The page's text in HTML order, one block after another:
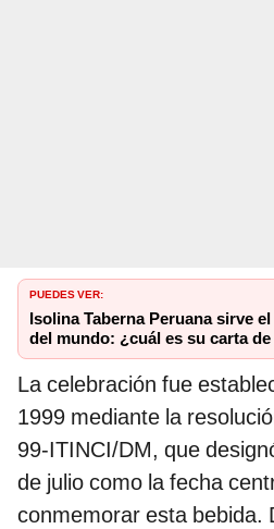
PUEDES VER:
Isolina Taberna Peruana sirve
del mundo: ¿cuál es su carta
La celebración fue
1999 mediante la
99-ITINCI/DM, que
de julio como la fecha
conmemorar esta bebida.